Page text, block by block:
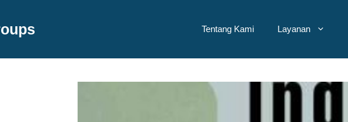
Tentang Kami Layanan